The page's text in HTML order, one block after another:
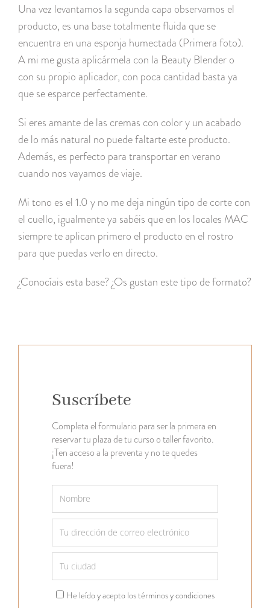
Una vez levantamos la segunda capa observamos el
producto, es una base totalmente fluida que se
encuentra en una esponja humectada (Primera foto).
A mi me gusta aplicármela con la Beauty Blender o
con su propio aplicador, con poca cantidad basta ya
que se esparce perfectamente.
Si eres amante de las cremas con color y un acabado
de lo más natural no puede faltarte este producto.
Además, es perfecto para transportar en verano
cuando nos vayamos de viaje.
Mi tono es el 1.0 y no me deja ningún tipo de corte con
el cuello, igualmente ya sabéis que en los locales MAC
siempre te aplican primero el producto en el rostro
para que puedas verlo en directo.
¿Conocíais esta base? ¿Os gustan este tipo de formato?
Suscríbete
Completa el formulario para ser la primera en
reservar tu plaza de tu curso o taller favorito.
¡Ten acceso a la preventa y no te quedes
fuera!
He leído y acepto los términos y condiciones